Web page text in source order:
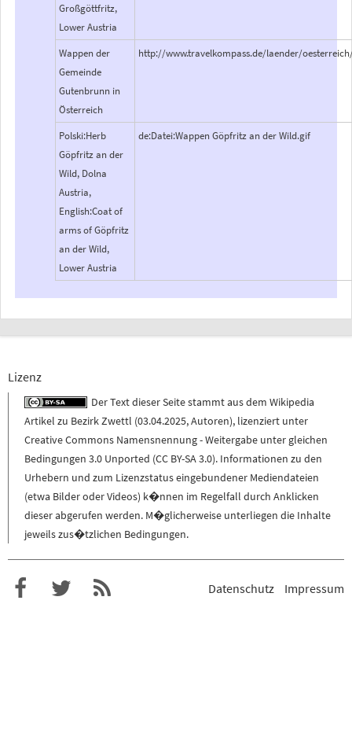
Großgöttfritz,
Lower Austria
Wappen der
Gemeinde
Gutenbrunn in
Österreich
http://www.travelkompass.de/laender/
Polski:Herb
Göpfritz an der
Wild, Dolna
Austria,
English:Coat of
arms of Göpfritz
an der Wild,
Lower Austria
de:Datei:Wappen Göpfritz an der Wild.gif
Lizenz
Der Text dieser Seite stammt aus dem Wikipedia
Artikel zu Bezirk Zwettl (03.04.2025,Autoren), lizenziert unter
Creative Commons Namensnennung - Weitergabe unter gleichen
Bedingungen 3.0 Unported (CC BY-SA 3.0). Informationen zu den
Urhebern und zum Lizenzstatus eingebundener Mediendateien
(etwa Bilder oder Videos) k�nnen im Regelfall durch Anklicken
dieser abgerufen werden. M�glicherweise unterliegen die Inhalte
jeweils zus�tzlichen Bedingungen.
Datenschutz Impressum